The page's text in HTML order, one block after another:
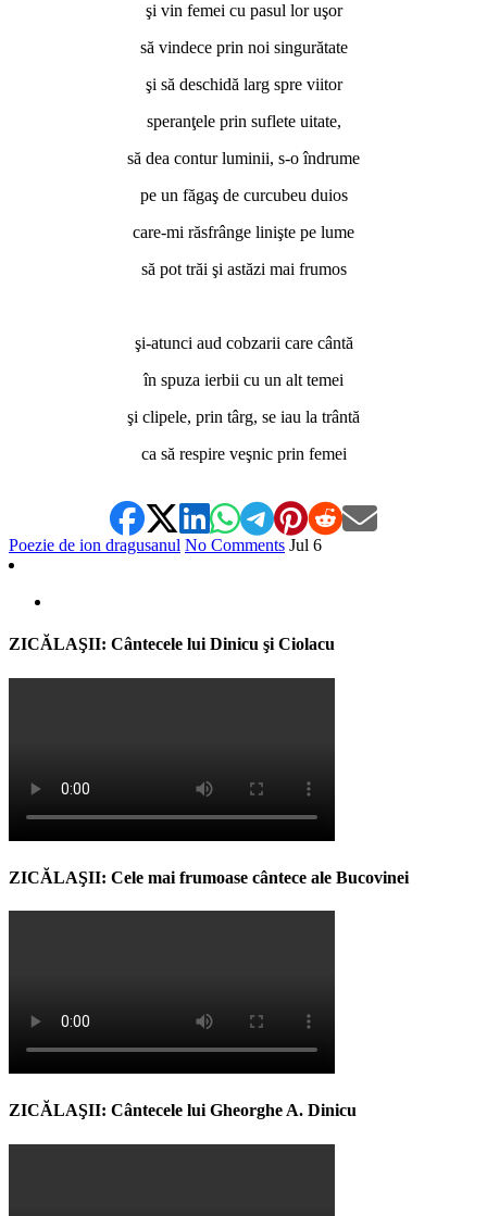
şi vin femei cu pasul lor uşor
să vindece prin noi singurătate
şi să deschidă larg spre viitor
speranţele prin suflete uitate,
să dea contur luminii, s-o îndrume
pe un făgaş de curcubeu duios
care-mi răsfrânge linişte pe lume
să pot trăi şi astăzi mai frumos
şi-atunci aud cobzarii care cântă
în spuza ierbii cu un alt temei
şi clipele, prin târg, se iau la trântă
ca să respire veşnic prin femei
Poezie de ion dragusanul No Comments Jul 6
ZICĂLAŞII: Cântecele lui Dinicu şi Ciolacu
ZICĂLAŞII: Cele mai frumoase cântece ale Bucovinei
ZICĂLAŞII: Cântecele lui Gheorghe A. Dinicu